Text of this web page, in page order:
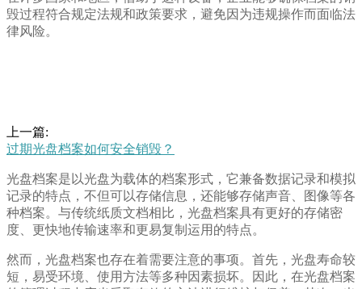
毁过程符合规定法规和政策要求，避免因为违规操作而面临法
律风险。
上一篇:
过期光盘档案如何安全销毁？
光盘档案是以光盘为载体的档案形式，它兼备数据记录和模拟
记录的特点，不但可以存储信息，还能够存储声音、图像等各
种档案。与传统纸质文档相比，光盘档案具有更好的存储密
度、更快地传输速率和更易复制运用的特点。
然而，光盘档案也存在着需要注意的事项。首先，光盘寿命较
短，易受环境、使用方法等多种因素损坏。因此，在光盘档案